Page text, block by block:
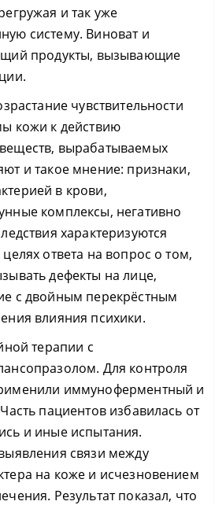
и так уже
систему. Виноват и
продукты, вызывающие
чувствительности
кожи к действию
вырабатываемых
и такое мнение: признаки,
в крови,
комплексы, негативно
характеризуются
ответа на вопрос о том,
дефекты на лице,
с двойным перекрёстным
влияния психики.
терапии с
Для контроля
иммуноферментный и
пациентов избавилась от
и иные испытания.
связи между
на коже и исчезновением
Результат показал, что